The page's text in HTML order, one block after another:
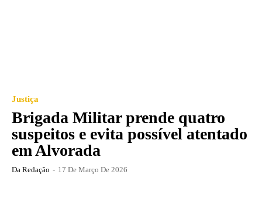
Justiça
Brigada Militar prende quatro
suspeitos e evita possível atentado
em Alvorada
Da Redação - 17 De Março De 2026